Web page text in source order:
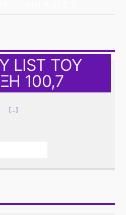
LIST ΤΟΥ
100,7
[...]